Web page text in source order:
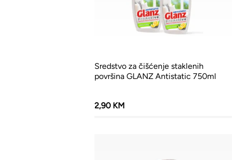
Sredstvo za čišćenje staklenih
površina GLANZ Antistatic 750ml
2,90 KM